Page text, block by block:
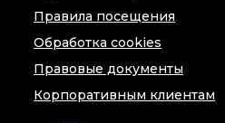
Правовые документы
Правила посещения
Обработка cookies
Корпоративным клиентам